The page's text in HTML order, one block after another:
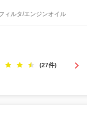
ィルタ/エンジンオイル
(27件)